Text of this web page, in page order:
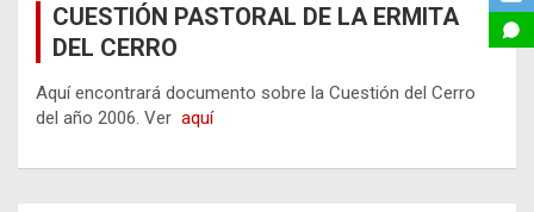
CUESTIÓN PASTORAL DE LA ERMITA
DEL CERRO
Aquí encontrará documento sobre la Cuestión del Cerro
del año 2006. Ver aquí